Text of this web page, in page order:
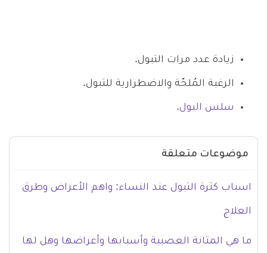
زيادة عدد مرات التبول.
الرغبة المُلحّة والاضطرارية للتبول.
سلس البول.
موضوعات متعلقة
اسباب كثرة التبول عند النساء: واهم الأعراض وطرق
العلاج
ما هي المثانة العصبية وأسبابها وأعراضها وهل لها